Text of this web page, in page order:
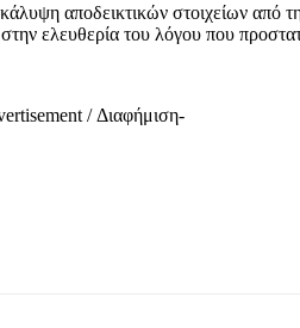
αποδεικτικών στοιχείων από
ελευθερία του λόγου που
/ Διαφήμιση-